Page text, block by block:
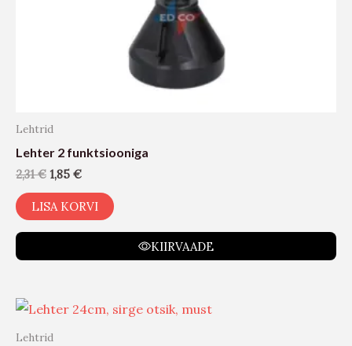
Lehtrid
Lehter 2 funktsiooniga
2,31€ 1,85 €
LISA KORVI
KIIRVAADE
Lehtrid